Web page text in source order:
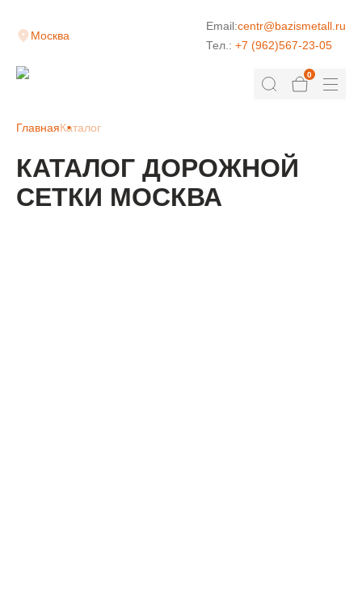
Москва
Email:centr@bazismetall.ru
Тел.: +7 (962)567-23-05
0
ГлавнаяКаталог
КАТАЛОГ ДОРОЖНОЙ
СЕТКИ МОСКВА